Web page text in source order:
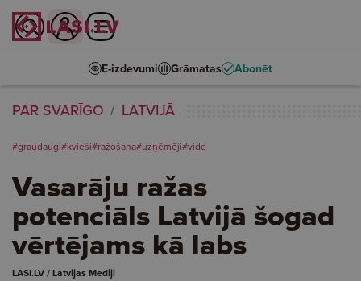
E-izdevumi Grāmatas Abonēt
PAR SVARĪGO LATVIJĀ
#graudaugi#kvieši#ražošana#uzņēmēji#vide
Vasarāju ražas
potenciāls Latvijā šogad
vērtējams kā labs
LASI.LV / Latvijas Mediji